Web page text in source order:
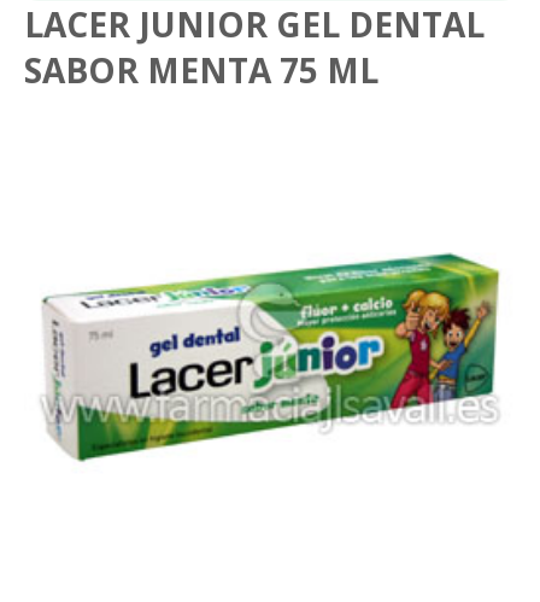
LACER JUNIOR GEL DENTAL
SABOR MENTA 75 ML